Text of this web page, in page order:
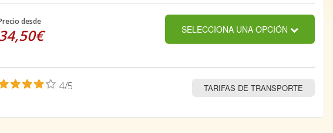
desde
SELECCIONA UNA OPCIÓN
4/5 TARIFAS DE TRANSPORTE